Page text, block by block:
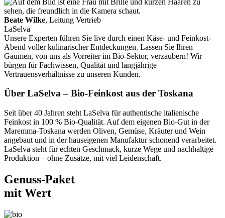
Beate Wilke, Leitung Vertrieb
LaSelva
Unsere Experten führen Sie live durch einen Käse- und Feinkost-
Abend voller kulinarischer Entdeckungen. Lassen Sie Ihren
Gaumen, von uns als Vorreiter im Bio-Sektor, verzaubern! Wir
bürgen für Fachwissen, Qualität und langjährige
Vertrauensverhältnisse zu unseren Kunden.
Über LaSelva – Bio-Feinkost aus der Toskana
Seit über 40 Jahren steht LaSelva für authentische italienische
Feinkost in 100 % Bio-Qualität. Auf dem eigenen Bio-Gut in der
Maremma-Toskana werden Oliven, Gemüse, Kräuter und Wein
angebaut und in der hauseigenen Manufaktur schonend verarbeitet.
LaSelva steht für echten Geschmack, kurze Wege und nachhaltige
Produktion – ohne Zusätze, mit viel Leidenschaft.
Genuss-Paket
mit Wert